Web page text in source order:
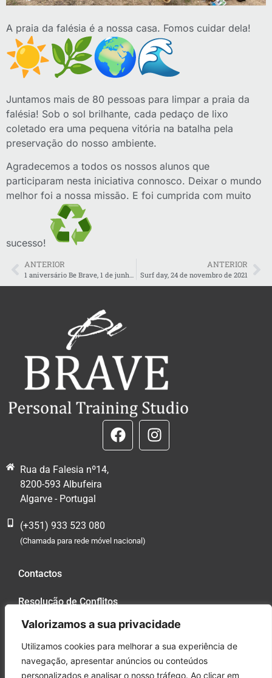
Valorizamos a sua privacidade
Utilizamos cookies para melhorar a sua experiência de
navegação, apresentar anúncios ou conteúdos
personalizados e analisar o nosso tráfego. Ao clicar em
A praia da falésia é a nossa casa. Fomos cuidar dela!
Juntamos mais de 80 pessoas para limpar a praia da
falésia! Sob o sol brilhante, cada pedaço de lixo
coletado era uma pequena vitória na batalha pela
preservação do nosso ambiente.
Agradecemos a todos os nossos alunos que
participaram nesta iniciativa connosco. Deixar o mundo
melhor foi a nossa missão. E foi cumprida com muito
sucesso!
ANTERIOR
1 aniversário Be Brave, 1 de junho de 2022
ANTERIOR
Surf day, 24 de novembro de 2021
Rua da Falesia nº14,
8200-593 Albufeira
Algarve - Portugal
(+351) 933 523 080
(Chamada para rede móvel nacional)
Contactos
Resolução de Conflitos
Política de Privacidade
Livro de Reclamações